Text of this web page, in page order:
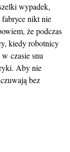
wypadek,
nikt nie
że podczas
kiedy robotnicy
czasie snu
Aby nie
bez